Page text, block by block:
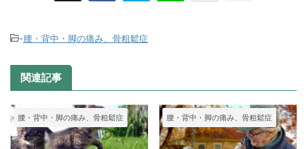
-腰・背中・脚の痛み、骨粗鬆症
関連記事
腰・背中・脚の痛み、骨粗鬆症 腰・背中・脚の痛み、骨粗鬆症